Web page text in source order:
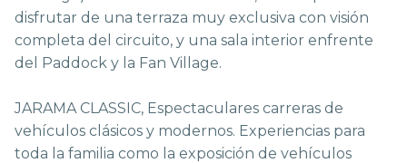
disfrutar de una terraza muy exclusiva con visión
completa del circuito, y una sala interior enfrente
del Paddock y la Fan Village.
JARAMA CLASSIC, Espectaculares carreras de
vehículos clásicos y modernos. Experiencias para
toda la familia como la exposición de vehículos